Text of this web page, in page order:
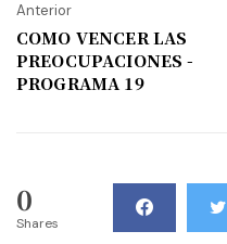
Anterior
COMO VENCER LAS
PREOCUPACIONES -
PROGRAMA 19
0
Shares